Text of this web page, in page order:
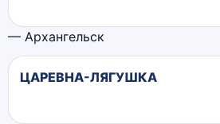
— Архангельск
ЦАРЕВНА-ЛЯГУШКА